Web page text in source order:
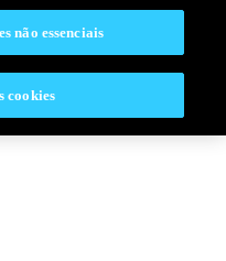
não essenciais
cookies